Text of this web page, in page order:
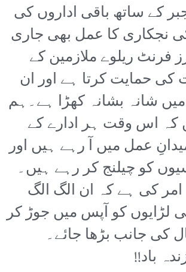
کے ساتھ باقی اداروں کی
نجکاری کا عمل بھی جاری
فرنٹ ریلوے ملازمین کے
کی حمایت کرتا ہے اور ان
شانہ بشانہ کھڑا ہے۔ہم
کہ اس وقت ہر ادارے کے
عمل میں آ رہے ہیں اور
کو چیلنج کر رہے ہیں۔
کی ہے کہ ان الگ الگ
لڑایوں کو آپس میں جوڑ کر
کی جانب بڑھا جائے۔
باد!!